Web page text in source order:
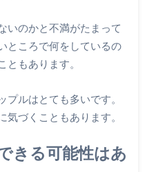
いのかと不満がたまって
ところで何をしているの
もあります。
ルはとても多いです。
気づくこともあります。
きる可能性はあ